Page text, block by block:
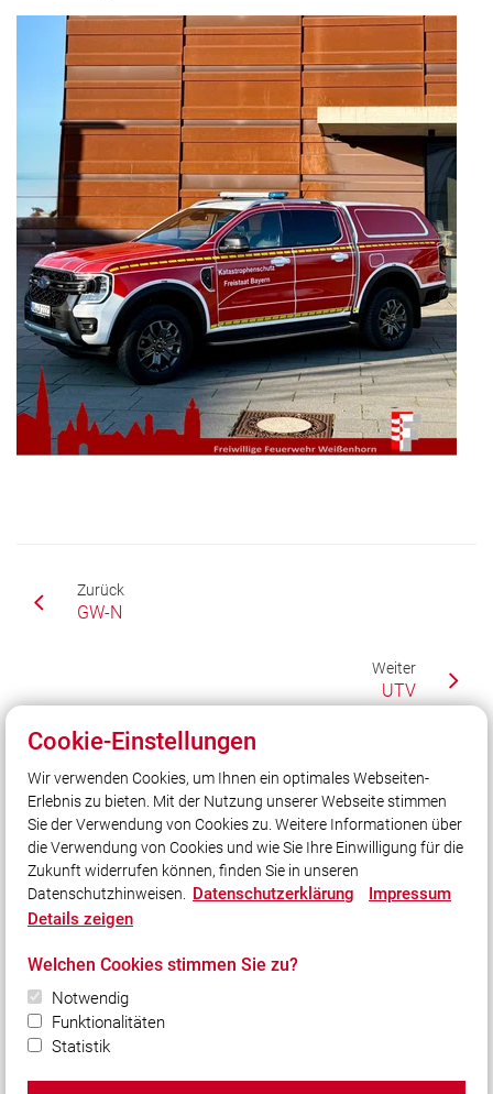
Zurück
GW-N
Weiter
UTV
Unser Leitsatz
Gott zur Ehr - dem Nächsten zur Wehr!
Unsere Freizeit für Ihre Sicherheit!
Social Media
Bleiben Sie mit uns in Kontakt und vernetzen Sie sich
mit uns!
Cookie-Einstellungen
Wir verwenden Cookies, um Ihnen ein optimales Webseiten-
Erlebnis zu bieten. Mit der Nutzung unserer Webseite stimmen
Sie der Verwendung von Cookies zu. Weitere Informationen über
die Verwendung von Cookies und wie Sie Ihre Einwilligung für die
Zukunft widerrufen können, finden Sie in unseren
Datenschutzhinweisen. Datenschutzerklärung
Impressum
Details zeigen
Welchen Cookies stimmen Sie zu?
Notwendig
Funktionalitäten
Statistik